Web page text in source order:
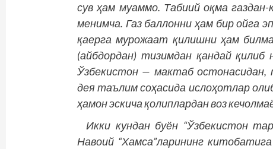
сув ҳам муаммо. Табиий оқма
менимча. Газ баллонни ҳам бир ойга
қаерга мурожаат қилишни ҳам
(айбдордан) тизимдан қандай
Ўзбекистон — мактаб
дея таълим соҳасида ислоҳотлар
ҳамон эскича қолиплардан воз
Икки кундан буён “Ўзбекистон
Навоий “Хамса”ларининг